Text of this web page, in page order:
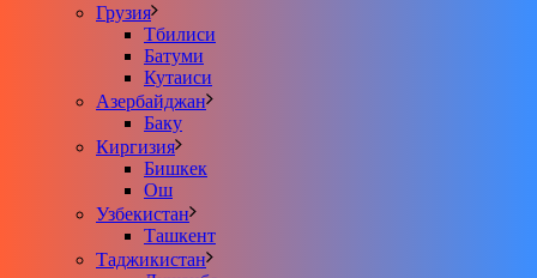
Грузия
Тбилиси
Батуми
Кутаиси
Азербайджан
Баку
Киргизия
Бишкек
Ош
Узбекистан
Ташкент
Таджикистан